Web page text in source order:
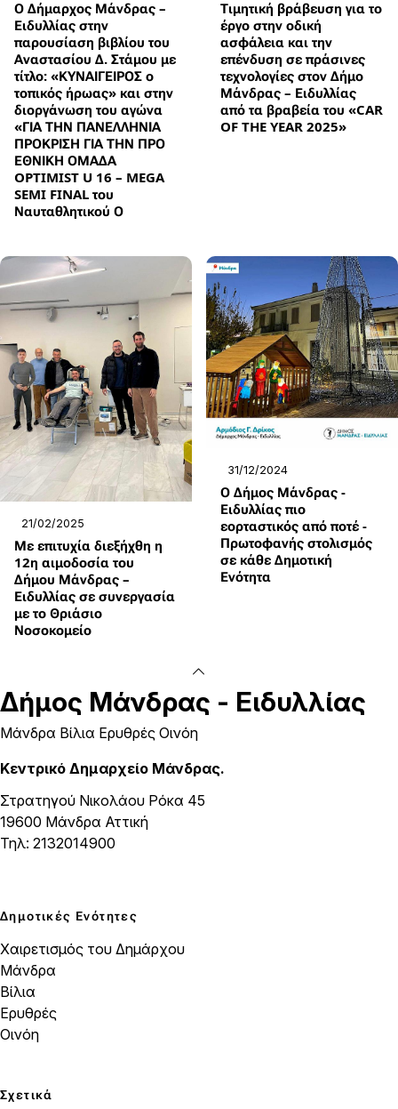
Ο Δήμαρχος Μάνδρας –
Ειδυλλίας στην
παρουσίαση βιβλίου του
Αναστασίου Δ. Στάμου με
τίτλο: «ΚΥΝΑΙΓΕΙΡΟΣ ο
τοπικός ήρωας» και στην
διοργάνωση του αγώνα
«ΓΙΑ ΤΗΝ ΠΑΝΕΛΛΗΝΙΑ
ΠΡΟΚΡΙΣΗ ΓΙΑ ΤΗΝ ΠΡΟ
ΕΘΝΙΚΗ ΟΜΑΔΑ
OPTIMIST U 16 – MEGA
SEMI FINAL του
Ναυταθλητικού Ο
Τιμητική βράβευση για το
έργο στην οδική
ασφάλεια και την
επένδυση σε πράσινες
τεχνολογίες στον Δήμο
Μάνδρας – Ειδυλλίας
από τα βραβεία του «CAR
OF THE YEAR 2025»
21/02/2025
Με επιτυχία διεξήχθη η
12η αιμοδοσία του
Δήμου Μάνδρας –
Ειδυλλίας σε συνεργασία
με το Θριάσιο
Νοσοκομείο
31/12/2024
Ο Δήμος Μάνδρας -
Ειδυλλίας πιο
εορταστικός από ποτέ -
Πρωτοφανής στολισμός
σε κάθε Δημοτική
Ενότητα
Δήμος Μάνδρας - Ειδυλλίας
Μάνδρα Βίλια Ερυθρές Οινόη
Κεντρικό Δημαρχείο Μάνδρας.
Στρατηγού Νικολάου Ρόκα 45
19600 Μάνδρα Αττική
Τηλ: 2132014900
Δημοτικές Ενότητες
Χαιρετισμός του Δημάρχου
Μάνδρα
Βίλια
Ερυθρές
Οινόη
Σχετικά